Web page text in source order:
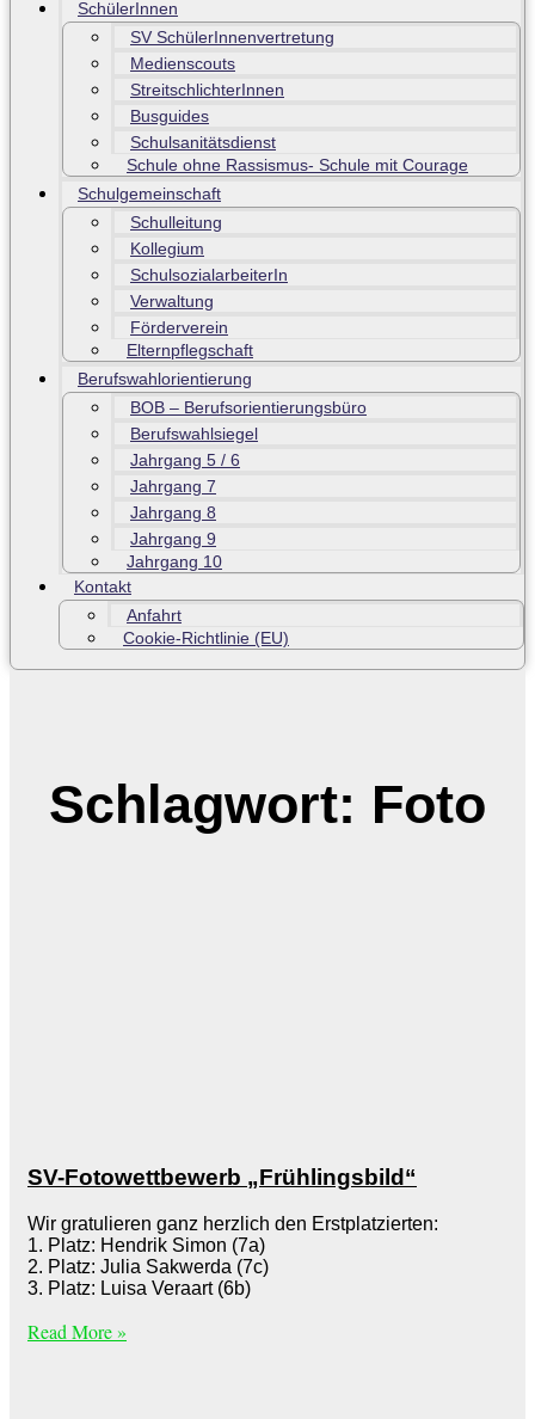
SchülerInnen
SV SchülerInnenvertretung
Medienscouts
StreitschlichterInnen
Busguides
Schulsanitätsdienst
Schule ohne Rassismus- Schule mit Courage
Schulgemeinschaft
Schulleitung
Kollegium
SchulsozialarbeiterIn
Verwaltung
Förderverein
Elternpflegschaft
Berufswahlorientierung
BOB – Berufsorientierungsbüro
Berufswahlsiegel
Jahrgang 5 / 6
Jahrgang 7
Jahrgang 8
Jahrgang 9
Jahrgang 10
Kontakt
Anfahrt
Cookie-Richtlinie (EU)
Schlagwort: Foto
SV-Fotowettbewerb „Frühlingsbild“
Wir gratulieren ganz herzlich den Erstplatzierten:
1. Platz: Hendrik Simon (7a)
2. Platz: Julia Sakwerda (7c)
3. Platz: Luisa Veraart (6b)
Read More »